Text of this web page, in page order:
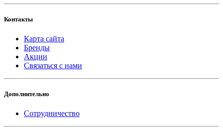
Контакты
Карта сайта
Бренды
Акции
Связаться с нами
Дополнительно
Сотрудничество